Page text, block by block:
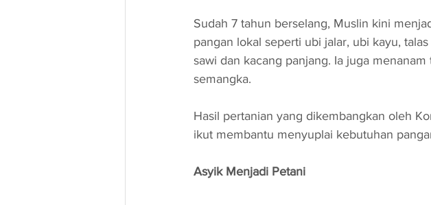
Sudah 7 tahun berselang, Muslin kini
pangan lokal seperti ubi jalar, ubi kayu,
sawi dan kacang panjang. Ia juga
semangka.
Hasil pertanian yang dikembangkan oleh
ikut membantu menyuplai kebutuhan
Asyik Menjadi Petani